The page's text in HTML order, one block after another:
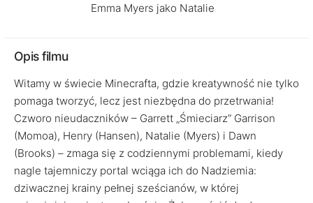
Emma Myers jako Natalie
Opis filmu
Witamy w świecie Minecrafta, gdzie kreatywność nie tylko
pomaga tworzyć, lecz jest niezbędna do przetrwania!
Czworo nieudaczników – Garrett „Śmieciarz” Garrison
(Momoa), Henry (Hansen), Natalie (Myers) i Dawn
(Brooks) – zmaga się z codziennymi problemami, kiedy
nagle tajemniczy portal wciąga ich do Nadziemia:
dziwacznej krainy pełnej sześcianów, w której